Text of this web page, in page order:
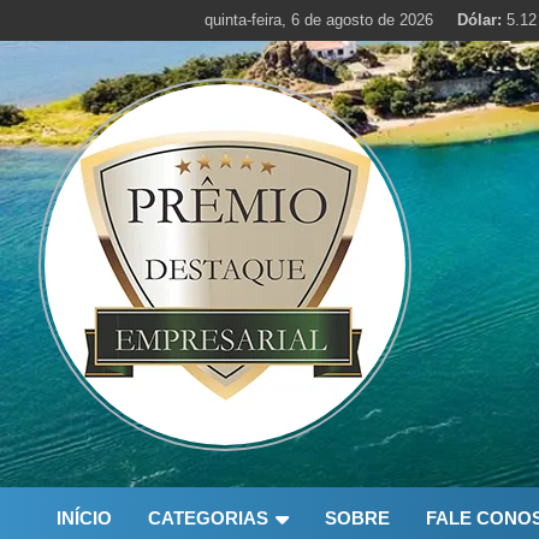
to
quinta-feira, 6 de agosto de 2026 Dólar: 5.12
INÍCIO CATEGORIAS SOBRE FALE